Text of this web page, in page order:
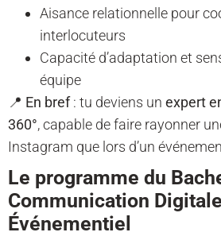
Aisance relationnelle pour
interlocuteurs
Capacité d’adaptation et
équipe
📍 En bref: tu deviens un expert
360°, capable de faire rayonner
Instagram que lors d’un
Le programme du
Communication
Événementiel